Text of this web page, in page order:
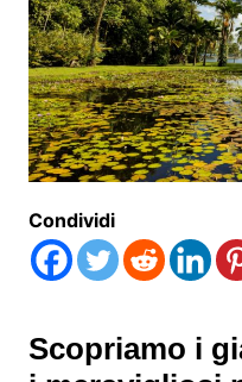
Condividi
Scopriamo i